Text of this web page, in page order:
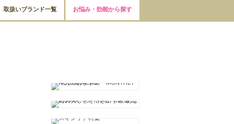
取扱いブランド一覧 お悩み・効能から探す